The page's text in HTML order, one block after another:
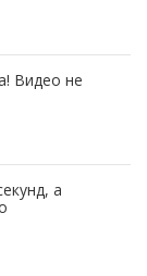
Видео не
а